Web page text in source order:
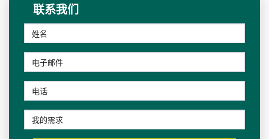
联系我们